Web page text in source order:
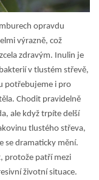
opravdu
výrazně, což
zdravým. Inulin je
v tlustém střevě,
potřebujeme i pro
Chodit pravidelně
ale když trpíte delší
tlustého střeva,
se dramaticky mění.
protože patří mezi
životní situace.